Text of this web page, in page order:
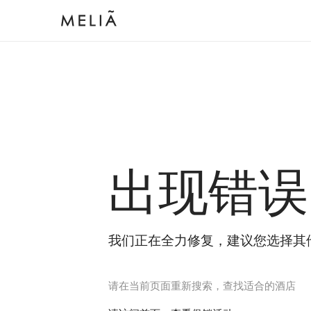
出现错误
我们正在全力修复，建议您选择其
请在当前页面重新搜索，查找适合的酒店